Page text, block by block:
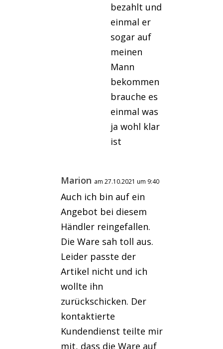
bezahlt und
einmal er
sogar auf
meinen
Mann
bekommen
brauche es
einmal was
ja wohl klar
ist
Marion am 27.10.2021 um 9:40
Auch ich bin auf ein
Angebot bei diesem
Händler reingefallen.
Die Ware sah toll aus.
Leider passte der
Artikel nicht und ich
wollte ihn
zurückschicken. Der
kontaktierte
Kundendienst teilte mir
mit, dass die Ware auf